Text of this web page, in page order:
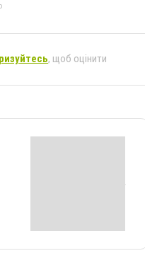
, щоб оцінити